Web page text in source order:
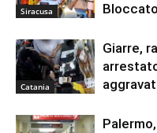
Siracusa
Bloccato
Catania
Giarre,